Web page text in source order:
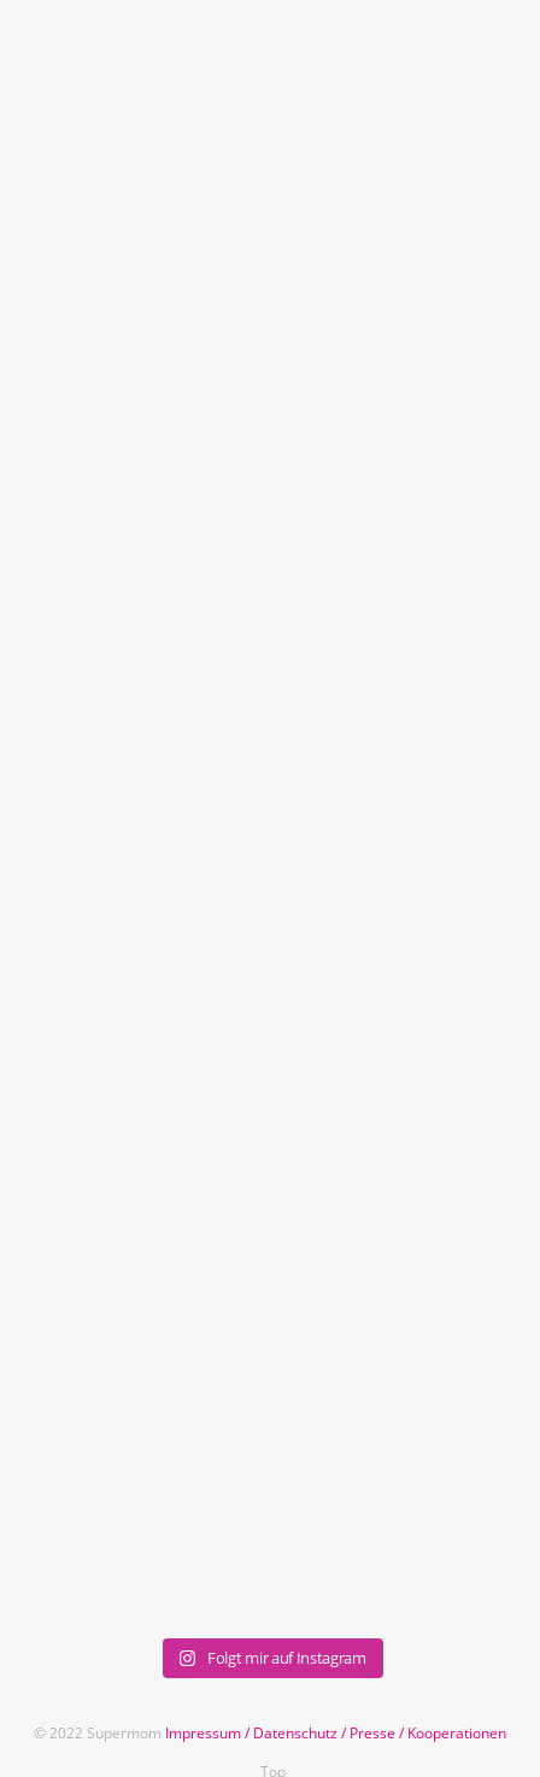
Folgt mir auf Instagram
© 2022 Supermom Impressum/Datenschutz/Presse /Kooperationen
Top